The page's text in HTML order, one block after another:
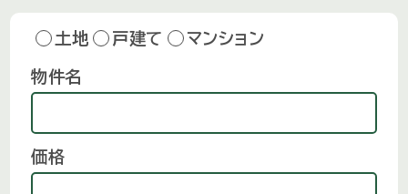
土地 戸建て マンション
物件名
価格